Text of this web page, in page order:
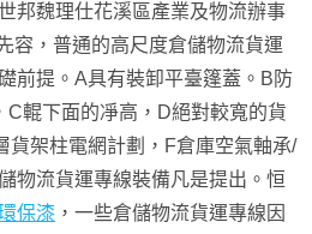
邦魏理仕花溪區產業及物流辦事
容，普通的高尺度倉儲物流貨運
前提。A具有裝卸平臺篷蓋。B防
C輥下面的凈高，D絕對較寬的貨
貨架柱電網計劃，F倉庫空氣軸承/
物流貨運專線裝備凡是提出。恒
保漆 ，一些倉儲物流貨運專線因